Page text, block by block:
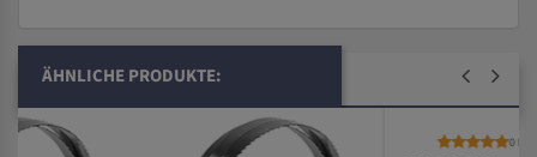
ÄHNLICHE PRODUKTE: